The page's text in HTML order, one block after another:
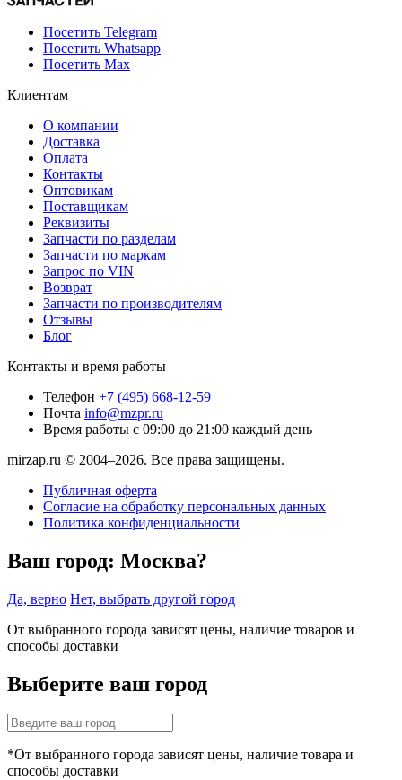
Посетить Telegram
Посетить Whatsapp
Посетить Max
Клиентам
О компании
Доставка
Оплата
Контакты
Оптовикам
Поставщикам
Реквизиты
Запчасти по разделам
Запчасти по маркам
Запрос по VIN
Возврат
Запчасти по производителям
Отзывы
Блог
Контакты и время работы
Телефон +7 (495) 668-12-59
Почта info@mzpr.ru
Время работы с 09:00 до 21:00 каждый день
mirzap.ru © 2004–2026. Все права защищены.
Публичная оферта
Согласие на обработку персональных данных
Политика конфиденциальности
Ваш город: Москва?
Да, верно Нет, выбрать другой город
От выбранного города зависят цены, наличие товаров и
способы доставки
Выберите ваш город
*От выбранного города зависят цены, наличие товара и
способы доставки